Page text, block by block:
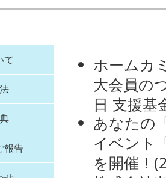
ホームカ
大会員の
日 支援基
あなたの
イベント
を開催！ (
て
報告